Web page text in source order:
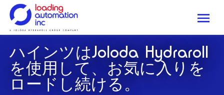
Loading
Automation
Inc
ハインツはJoloda Hydraroll
を使用して、お気に入りを
ロードし続ける。